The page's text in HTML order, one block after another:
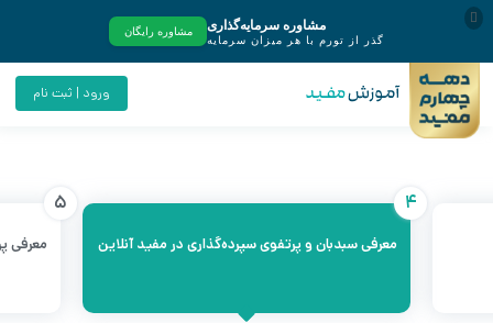
ورود | ثبت نام
4
معرفی سبدبان و پرتفوی سپرده‌گذاری در مفید آنلاین
5
معرفی